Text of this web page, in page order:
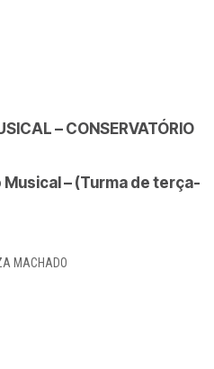
– CONSERVATÓRIO
Musical – (Turma de terça-
MACHADO